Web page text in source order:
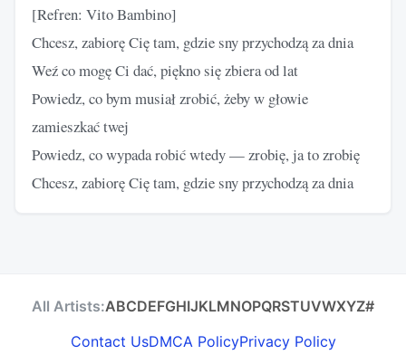
[Refren: Vito Bambino]
Chcesz, zabiorę Cię tam, gdzie sny przychodzą za dnia
Weź co mogę Ci dać, piękno się zbiera od lat
Powiedz, co bym musiał zrobić, żeby w głowie
zamieszkać twej
Powiedz, co wypada robić wtedy — zrobię, ja to zrobię
Chcesz, zabiorę Cię tam, gdzie sny przychodzą za dnia
All Artists:ABCDEFGHIJKLMNOPQRSTUVWXYZ#
Contact UsDMCA PolicyPrivacy Policy